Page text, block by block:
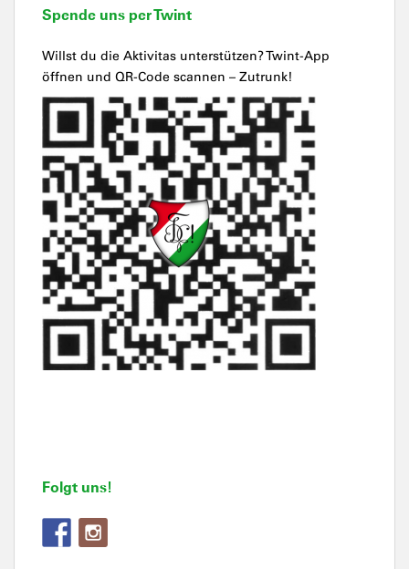
Spende uns per Twint
Willst du die Aktivitas unterstützen? Twint-App
öffnen und QR-Code scannen – Zutrunk!
Folgt uns!